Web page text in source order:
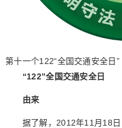
第十一个122“全国交通安全日”
“122”全国交通安全日
由来
据了解，2012年11月18日